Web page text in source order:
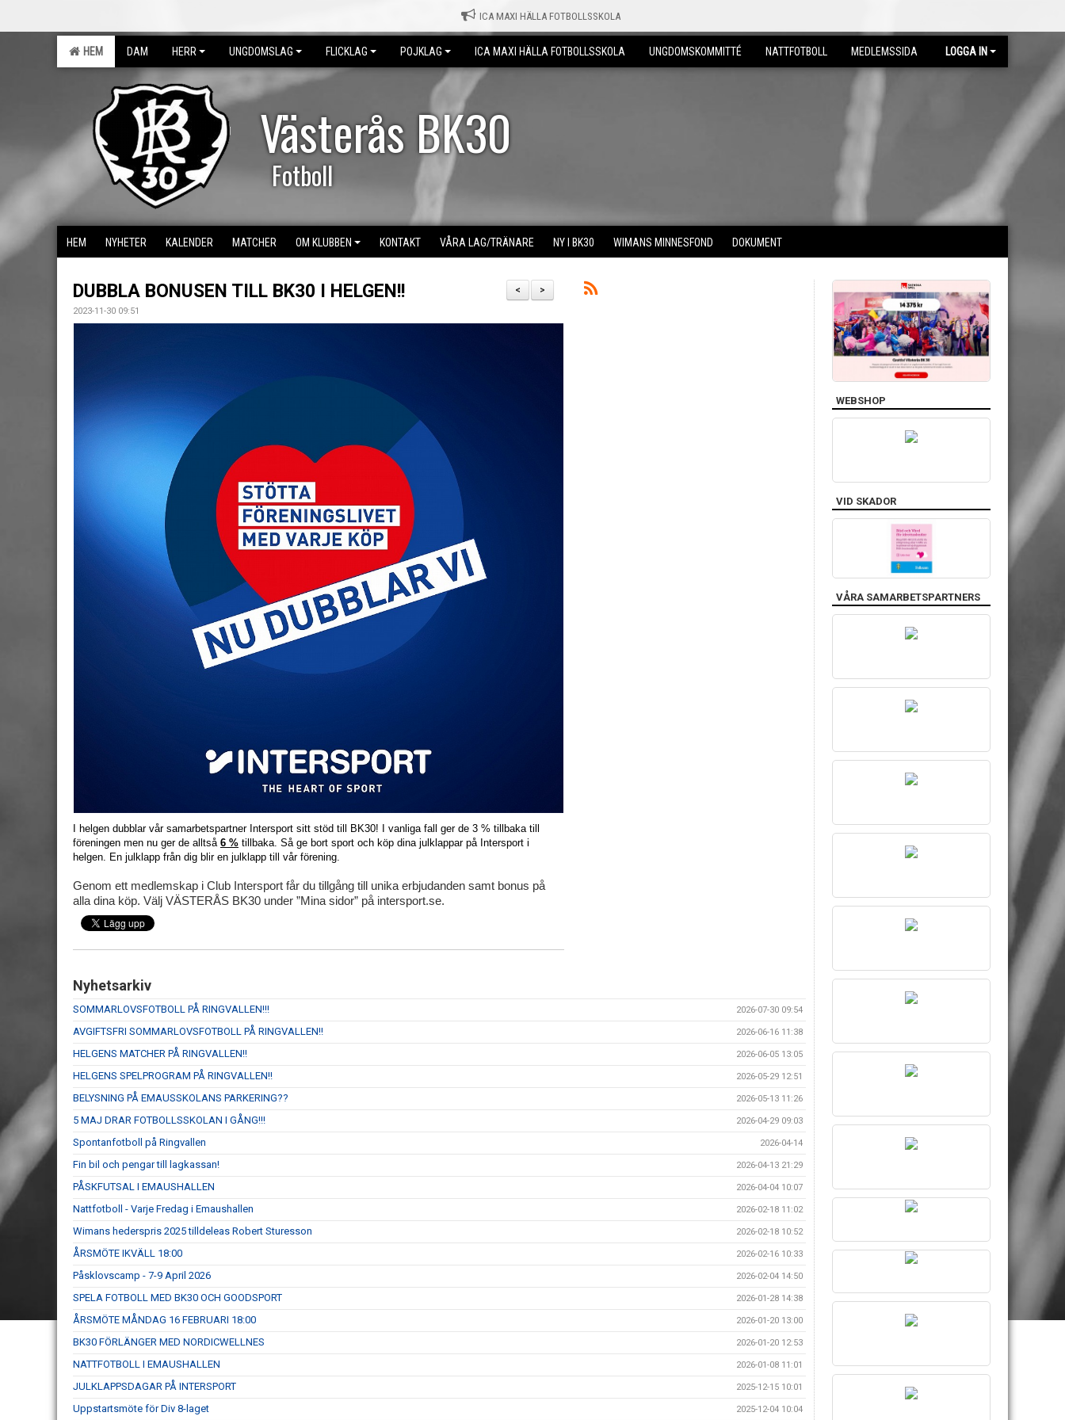
ICA MAXI HÄLLA FOTBOLLSSKOLA
HEM DAM HERR UNGDOMSLAG FLICKLAG POJKLAG ICA MAXI HÄLLA FOTBOLLSSKOLA UNGDOMSKOMMITTÉ NATTFOTBOLL MEDLEMSSIDA LOGGA IN
Västerås BK30
Fotboll
HEM NYHETER KALENDER MATCHER OM KLUBBEN KONTAKT VÅRA LAG/TRÄNARE NY I BK30 WIMANS MINNESFOND DOKUMENT
>
<
DUBBLA BONUSEN TILL BK30 I HELGEN!!
2023-11-30 09:51
I helgen dubblar vår samarbetspartner Intersport sitt stöd till BK30! I vanliga fall ger de 3 % tillbaka till
föreningen men nu ger de alltså 6 % tillbaka. Så ge bort sport och köp dina julklappar på Intersport i
helgen.
En julklapp från dig blir en julklapp till vår förening.
Genom ett medlemskap i Club Intersport får du tillgång till unika erbjudanden samt bonus på
alla dina köp. Välj VÄSTERÅS BK30 under ”Mina sidor” på intersport.se.
Nyhetsarkiv
SOMMARLOVSFOTBOLL PÅ RINGVALLEN!!! 2026-07-30 09:54
AVGIFTSFRI SOMMARLOVSFOTBOLL PÅ RINGVALLEN!! 2026-06-16 11:38
HELGENS MATCHER PÅ RINGVALLEN!! 2026-06-05 13:05
HELGENS SPELPROGRAM PÅ RINGVALLEN!! 2026-05-29 12:51
BELYSNING PÅ EMAUSSKOLANS PARKERING?? 2026-05-13 11:26
5 MAJ DRAR FOTBOLLSSKOLAN I GÅNG!!! 2026-04-29 09:03
Spontanfotboll på Ringvallen 2026-04-14
Fin bil och pengar till lagkassan! 2026-04-13 21:29
PÅSKFUTSAL I EMAUSHALLEN 2026-04-04 10:07
Nattfotboll - Varje Fredag i Emaushallen 2026-02-18 11:02
Wimans hederspris 2025 tilldeleas Robert Sturesson 2026-02-18 10:52
ÅRSMÖTE IKVÄLL 18:00 2026-02-16 10:33
Påsklovscamp - 7-9 April 2026 2026-02-04 14:50
SPELA FOTBOLL MED BK30 OCH GOODSPORT 2026-01-28 14:38
ÅRSMÖTE MÅNDAG 16 FEBRUARI 18:00 2026-01-20 13:00
BK30 FÖRLÄNGER MED NORDICWELLNES 2026-01-20 12:53
NATTFOTBOLL I EMAUSHALLEN 2026-01-08 11:01
JULKLAPPSDAGAR PÅ INTERSPORT 2025-12-15 10:01
Uppstartsmöte för Div 8-laget 2025-12-04 10:04
WEBSHOP
VID SKADOR
VÅRA SAMARBETSPARTNERS